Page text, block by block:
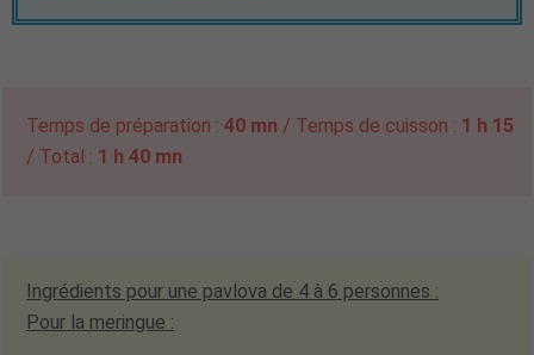
Temps de préparation : 40 mn / Temps de cuisson : 1 h 15
/ Total : 1 h 40 mn
Ingrédients pour une pavlova de 4 à 6 personnes :
Pour la meringue :